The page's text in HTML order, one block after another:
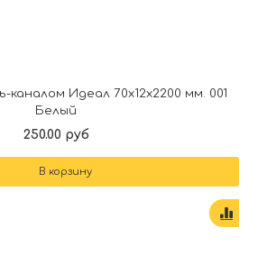
каналом Идеал 70х12х2200 мм. 001
Белый
250.00 руб
В корзину